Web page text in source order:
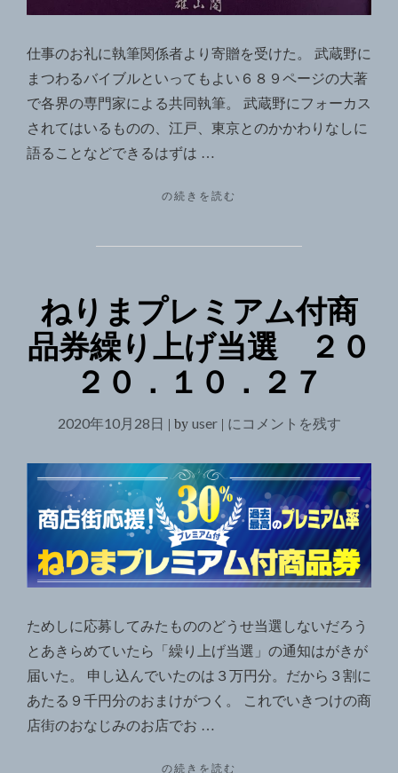
仕事のお礼に執筆関係者より寄贈を受けた。 武蔵野に
まつわるバイブルといってもよい６８９ページの大著
で各界の専門家による共同執筆。 武蔵野にフォーカス
されてはいるものの、江戸、東京とのかかわりなしに
語ることなどできるはずは …
"「武
刊
2020.9
初
版"
の続きを読む
ねりまプレミアム付商
品券繰り上げ当選 ２０
２０．１０．２７
2020年10月28日 | by user| ね
プ
レ
ミ
ア
付
商
品
にコメントを残す
ためしに応募してみたもののどうせ当選しないだろう
とあきらめていたら「繰り上げ当選」の通知はがきが
届いた。 申し込んでいたのは３万円分。だから３割に
あたる９千円分のおまけがつく。 これでいきつけの商
店街のおなじみのお店でお …
"ね
の続きを読む